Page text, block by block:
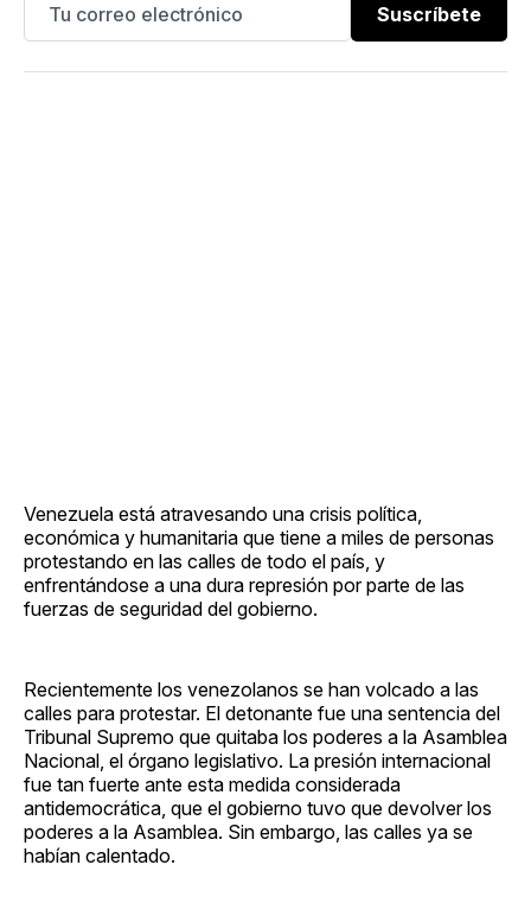
Suscríbete
Venezuela está atravesando una crisis política,
económica y humanitaria que tiene a miles de personas
protestando en las calles de todo el país, y
enfrentándose a una dura represión por parte de las
fuerzas de seguridad del gobierno.
Recientemente los venezolanos se han volcado a las
calles para protestar. El detonante fue una sentencia del
Tribunal Supremo que quitaba los poderes a la Asamblea
Nacional, el órgano legislativo. La presión internacional
fue tan fuerte ante esta medida considerada
antidemocrática, que el gobierno tuvo que devolver los
poderes a la Asamblea. Sin embargo, las calles ya se
habían calentado.